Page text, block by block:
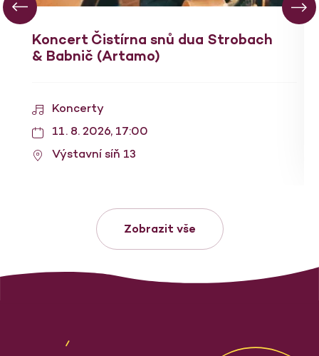
Koncert Čistírna snů dua Strobach
& Babnič (Artamo)
Koncerty
11. 8. 2026, 17:00
Výstavní síň 13
Zobrazit vše